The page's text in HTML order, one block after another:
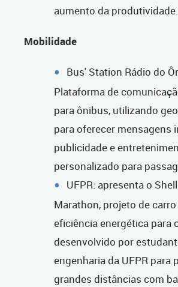
aumento da produtividade.
Mobilidade
Bus' Station Rádio do
Plataforma de
para ônibus, utilizando
para oferecer mensagens
publicidade e
personalizado para
UFPR: apresenta o
Marathon, projeto de
eficiência energética para
desenvolvido por
engenharia da UFPR para
grandes distâncias com